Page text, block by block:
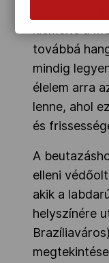
Zika-
továbbá
mindig
élelem arra
lenne, ahol
és
A
elleni
akik a
helyszínére